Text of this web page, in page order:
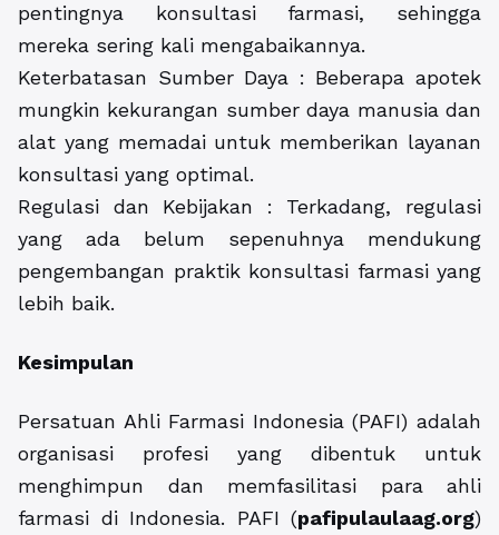
pentingnya konsultasi farmasi, sehingga
mereka sering kali mengabaikannya.
Keterbatasan Sumber Daya : Beberapa apotek
mungkin kekurangan sumber daya manusia dan
alat yang memadai untuk memberikan layanan
konsultasi yang optimal.
Regulasi dan Kebijakan : Terkadang, regulasi
yang ada belum sepenuhnya mendukung
pengembangan praktik konsultasi farmasi yang
lebih baik.
Kesimpulan
Persatuan Ahli Farmasi Indonesia (PAFI) adalah
organisasi profesi yang dibentuk untuk
menghimpun dan memfasilitasi para ahli
farmasi di Indonesia. PAFI (pafipulaulaag.org)